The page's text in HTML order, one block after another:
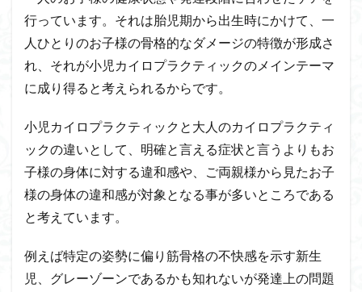
行っています。それは胎児期から出生時にかけて、一
人ひとりのお子様の骨格的なダメージの特徴が形成さ
れ、それが小児カイロプラクティックのメインテーマ
に成り得ると考えられるからです。
小児カイロプラクティックと大人のカイロプラクティ
ックの違いとして、明確と言える症状と言うよりもお
子様の身体に対する違和感や、ご両親様から見たお子
様の身体の違和感が対象となる事が多いところである
と考えています。
例えば特定の姿勢に偏り筋骨格の不快感を示す新生
児、グレーゾーンであるかも知れないが発達上の問題